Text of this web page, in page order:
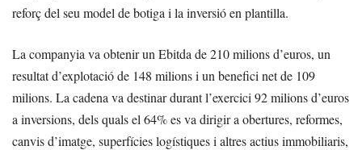
reforç del seu model de botiga i la inversió en plantilla.
La companyia va obtenir un Ebitda de 210 milions d’euros, un
resultat d’explotació de 148 milions i un benefici net de 109
milions. La cadena va destinar durant l’exercici 92 milions d’euros
a inversions, dels quals el 64% es va dirigir a obertures, reformes,
canvis d’imatge, superfícies logístiques i altres actius immobiliaris,